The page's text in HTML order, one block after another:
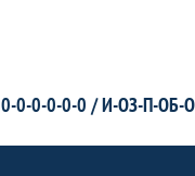
0-0-0-0-0-0 / И-ОЗ-П-ОБ-